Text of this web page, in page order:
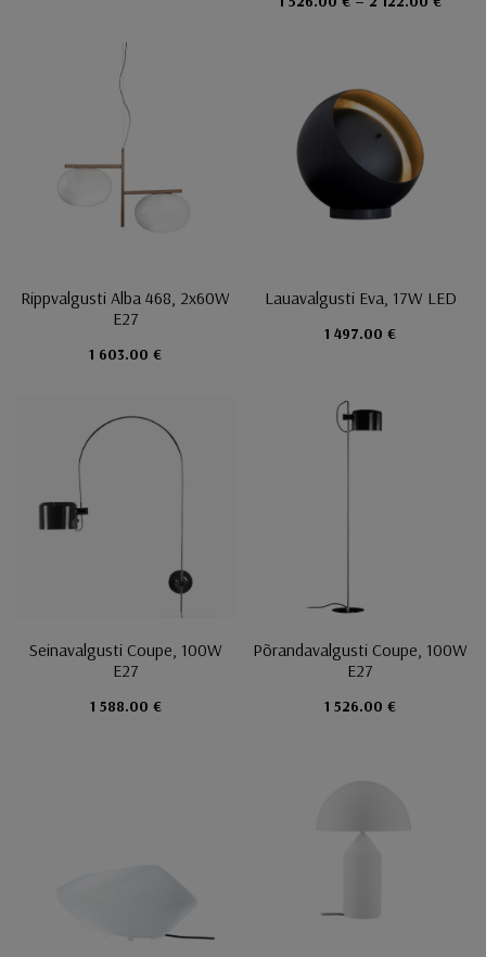
Rippvalgusti Alba 468, 2x60W
E27
1 603.00 €
Lauavalgusti Eva, 17W LED
1 497.00 €
Seinavalgusti Coupe, 100W
E27
1 588.00 €
Põrandavalgusti Coupe, 100W
E27
1 526.00 €